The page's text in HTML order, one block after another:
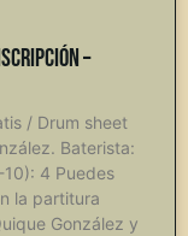
–
/ Drum sheet
Baterista:
4 Puedes
la partitura
González y